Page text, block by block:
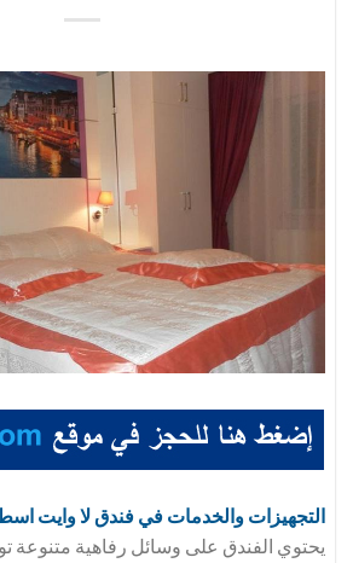
التجهيزات والخدمات في فندق لا وايت
يحتوي الفندق على وسائل رفاهية متنوعة